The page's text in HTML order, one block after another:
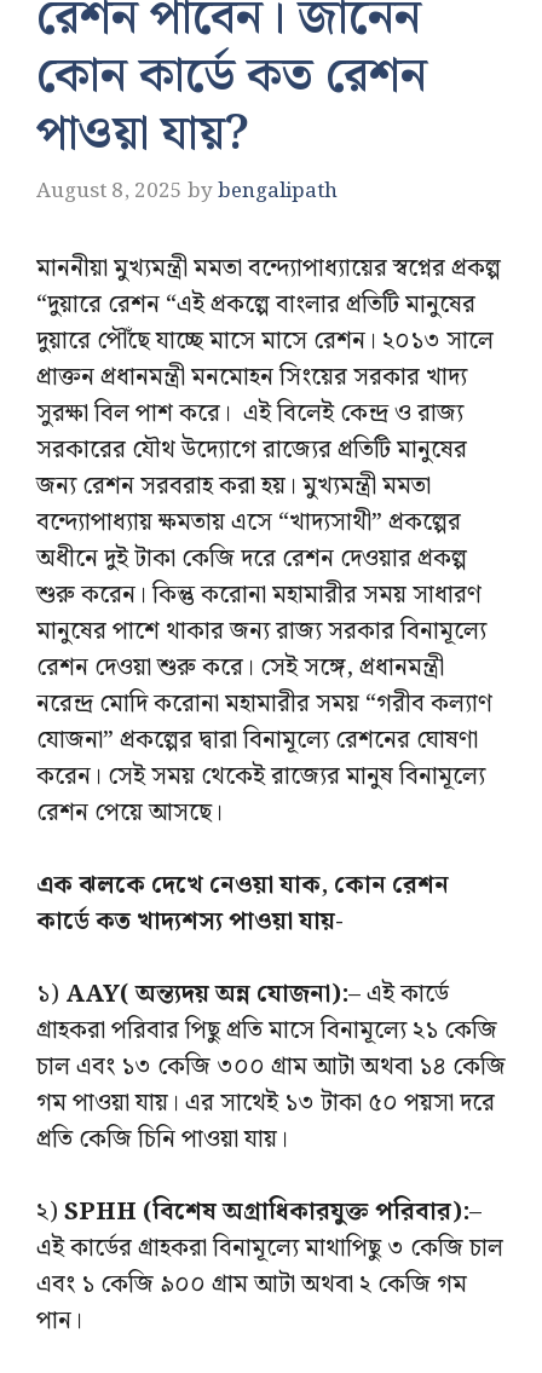
রেশন পাবেন। জানেন
কোন কার্ডে কত রেশন
পাওয়া যায়?
August 8, 2025 bybengalipath
মাননীয়া মুখ্যমন্ত্রী মমতা বন্দ্যোপাধ্যায়ের স্বপ্নের প্রকল্প
“দুয়ারে রেশন “এই প্রকল্পে বাংলার প্রতিটি মানুষের
দুয়ারে পৌঁছে যাচ্ছে মাসে মাসে রেশন। ২০১৩ সালে
প্রাক্তন প্রধানমন্ত্রী মনমোহন সিংয়ের সরকার খাদ্য
সুরক্ষা বিল পাশ করে। এই বিলেই কেন্দ্র ও রাজ্য
সরকারের যৌথ উদ্যোগে রাজ্যের প্রতিটি মানুষের
জন্য রেশন সরবরাহ করা হয়। মুখ্যমন্ত্রী মমতা
বন্দ্যোপাধ্যায় ক্ষমতায় এসে “খাদ্যসাথী” প্রকল্পের
অধীনে দুই টাকা কেজি দরে রেশন দেওয়ার প্রকল্প
শুরু করেন। কিন্তু করোনা মহামারীর সময় সাধারণ
মানুষের পাশে থাকার জন্য রাজ্য সরকার বিনামূল্যে
রেশন দেওয়া শুরু করে। সেই সঙ্গে, প্রধানমন্ত্রী
নরেন্দ্র মোদি করোনা মহামারীর সময় “গরীব কল্যাণ
যোজনা” প্রকল্পের দ্বারা বিনামূল্যে রেশনের ঘোষণা
করেন। সেই সময় থেকেই রাজ্যের মানুষ বিনামূল্যে
রেশন পেয়ে আসছে।
এক ঝলকে দেখে নেওয়া যাক, কোন রেশন
কার্ডে কত খাদ্যশস্য পাওয়া যায়-
১) AAY( অন্ত্যদয় অন্ন যোজনা):– এই কার্ডে
গ্রাহকরা পরিবার পিছু প্রতি মাসে বিনামূল্যে ২১ কেজি
চাল এবং ১৩ কেজি ৩০০ গ্রাম আটা অথবা ১৪ কেজি
গম পাওয়া যায়। এর সাথেই ১৩ টাকা ৫০ পয়সা দরে
প্রতি কেজি চিনি পাওয়া যায়।
২)SPHH (বিশেষ অগ্রাধিকারযুক্ত পরিবার):–
এই কার্ডের গ্রাহকরা বিনামূল্যে মাথাপিছু ৩ কেজি চাল
এবং ১ কেজি ৯০০ গ্রাম আটা অথবা ২ কেজি গম
পান।